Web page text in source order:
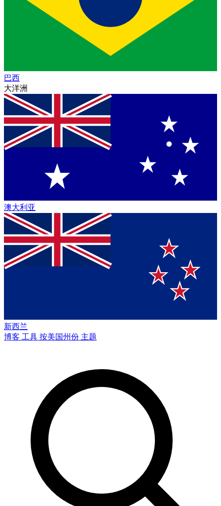
巴西
大洋洲
澳大利亚
新西兰
博客 工具 按美国州份 主题